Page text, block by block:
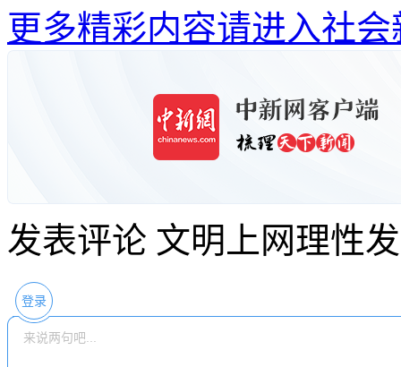
更多精彩内容请进入社会
发表评论 文明上网理性
登录